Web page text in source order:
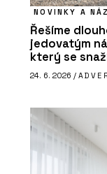
NOVINKY A
Řešíme
jedovatým
který se
24. 6. 2026 /